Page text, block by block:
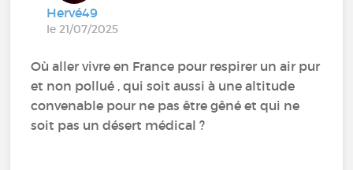
Hervé49
le 21/07/2025
Où aller vivre en France pour respirer un air pur
et non pollué , qui soit aussi à une altitude
convenable pour ne pas être gêné et qui ne
soit pas un désert médical ?